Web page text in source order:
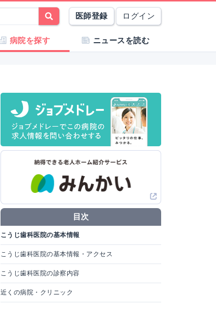
医師登録 ログイン
病院を探す ニュースを読む
目次
こうじ歯科医院の基本情報
こうじ歯科医院の基本情報・アクセス
こうじ歯科医院の診察内容
近くの病院・クリニック